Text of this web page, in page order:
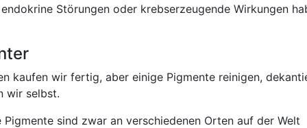
Störungen oder krebserzeugende Wirkungen
kaufen wir fertig, aber einige Pigmente reinigen,
wir selbst.
Pigmente sind zwar an verschiedenen Orten auf der Welt